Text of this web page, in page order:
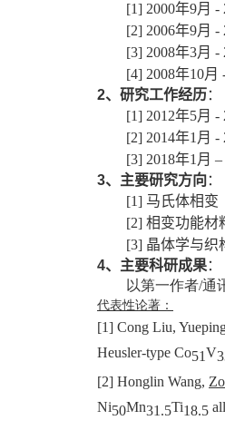
[1] 2000年9月 -
[2] 2006年9月 -
[3] 2008年3月 -
[4] 2008年10月
2、研究工作经历
[1] 2012年5月 -
[2] 2014年1 月 -
[3] 2018年1 月 –
3、主要研究方向 ：
[1] 马氏体相变
[2] 相变功能材
[3] 晶体学与织
4、主要科研成果
以第一作者/通
代表性论著：
[1] Cong Liu,
Heusler-type Co51V
[2] Honglin Wang,
Ni50Mn31.5Ti18.5